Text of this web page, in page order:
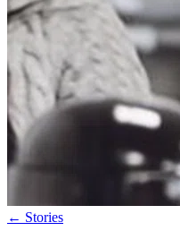
← Stories